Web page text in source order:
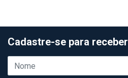
Cadastre-se para